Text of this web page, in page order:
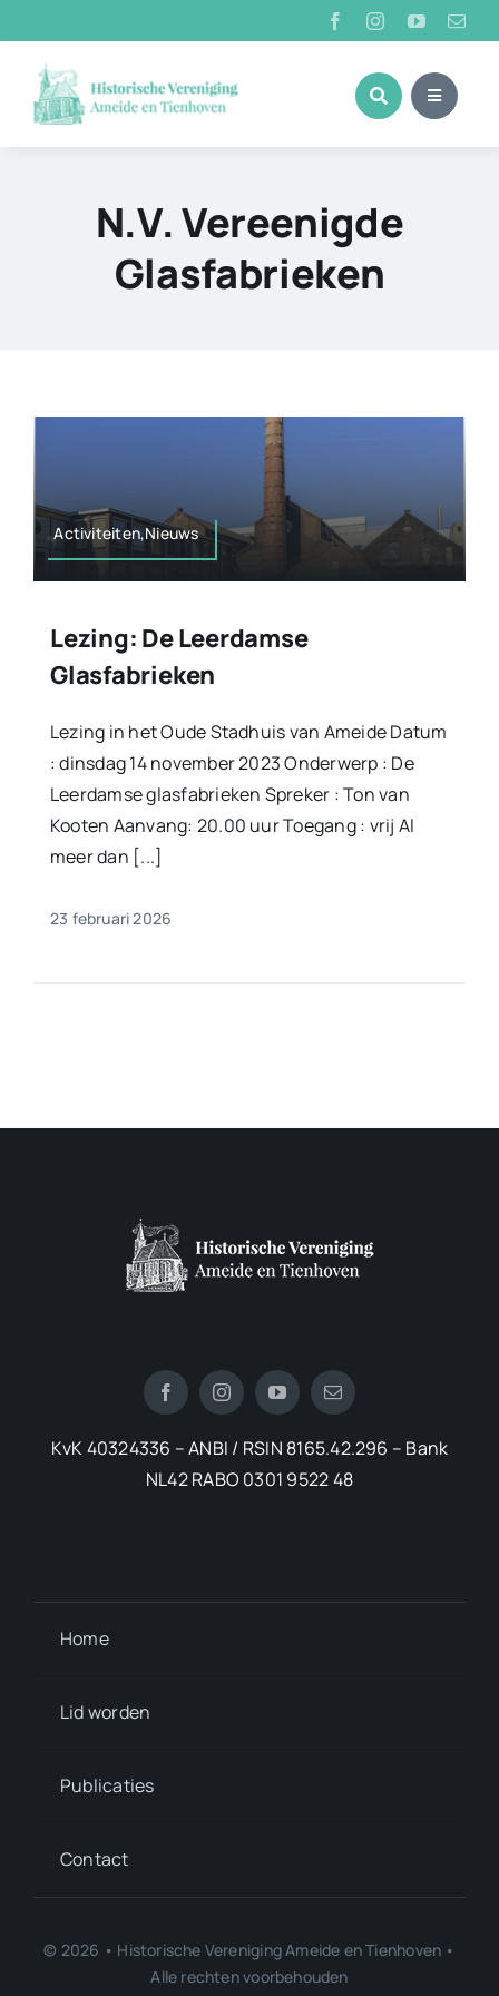
naar
inhoud
N.V. Vereenigde
Glasfabrieken
Activiteiten,Nieuws
Lezing: De Leerdamse
Glasfabrieken
Lezing in het Oude Stadhuis van Ameide Datum
: dinsdag 14 november 2023 Onderwerp : De
Leerdamse glasfabrieken Spreker : Ton van
Kooten Aanvang: 20.00 uur Toegang : vrij Al
meer dan [...]
23 februari 2026
KvK 40324336 – ANBI / RSIN 8165.42.296 – Bank
NL42 RABO 0301 9522 48
Home
Lid worden
Publicaties
Contact
© 2026 • Historische Vereniging Ameide en Tienhoven •
Alle rechten voorbehouden